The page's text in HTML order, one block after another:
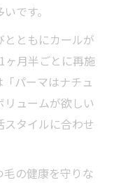
です。
ともにカールが
ヶ月半ごとに再施
パーマはナチュ
ュームが欲しい
タイルに合わせ
の健康を守りな